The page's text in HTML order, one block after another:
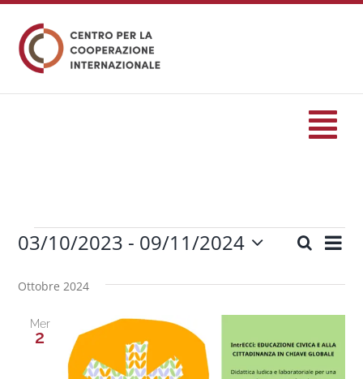
contenuto
formazione
Servizi
Eventi
Eventi
e
viste
Cerca
Lista
03/10/2023 - 09/11/2024
la
Ottobre 2024
Mer
2